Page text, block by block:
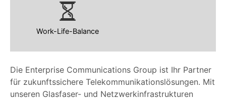
Die Enterprise Communications Group ist Ihr Partner
für zukunftssichere Telekommunikationslösungen. Mit
unseren Glasfaser- und Netzwerkinfrastrukturen
Work-Life-Balance